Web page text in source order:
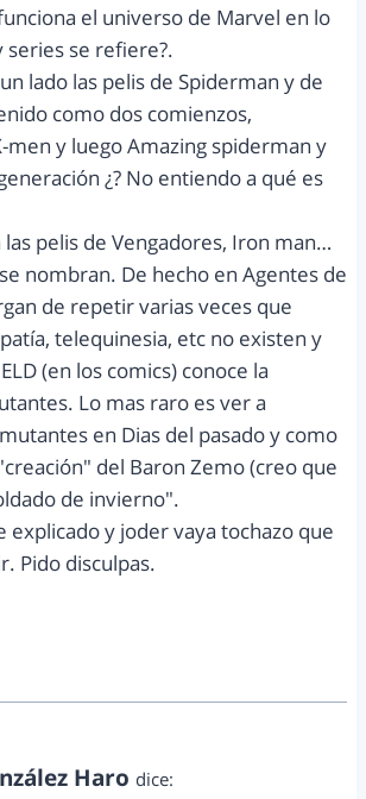
el universo de Marvel en lo
series se refiere?.
lado las pelis de Spiderman y de
como dos comienzos,
men y luego Amazing spiderman y
¿? No entiendo a qué es
pelis de Vengadores, Iron man…
nombran. De hecho en Agentes de
de repetir varias veces que
telequinesia, etc no existen y
(en los comics) conoce la
Lo mas raro es ver a
en Dias del pasado y como
del Baron Zemo (creo que
de invierno".
explicado y joder vaya tochazo que
Pido disculpas.
Haro dice: